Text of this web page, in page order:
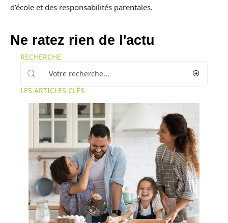
d’école et des responsabilités parentales.
Ne ratez rien de l'actu
RECHERCHE
LES ARTICLES CLÉS